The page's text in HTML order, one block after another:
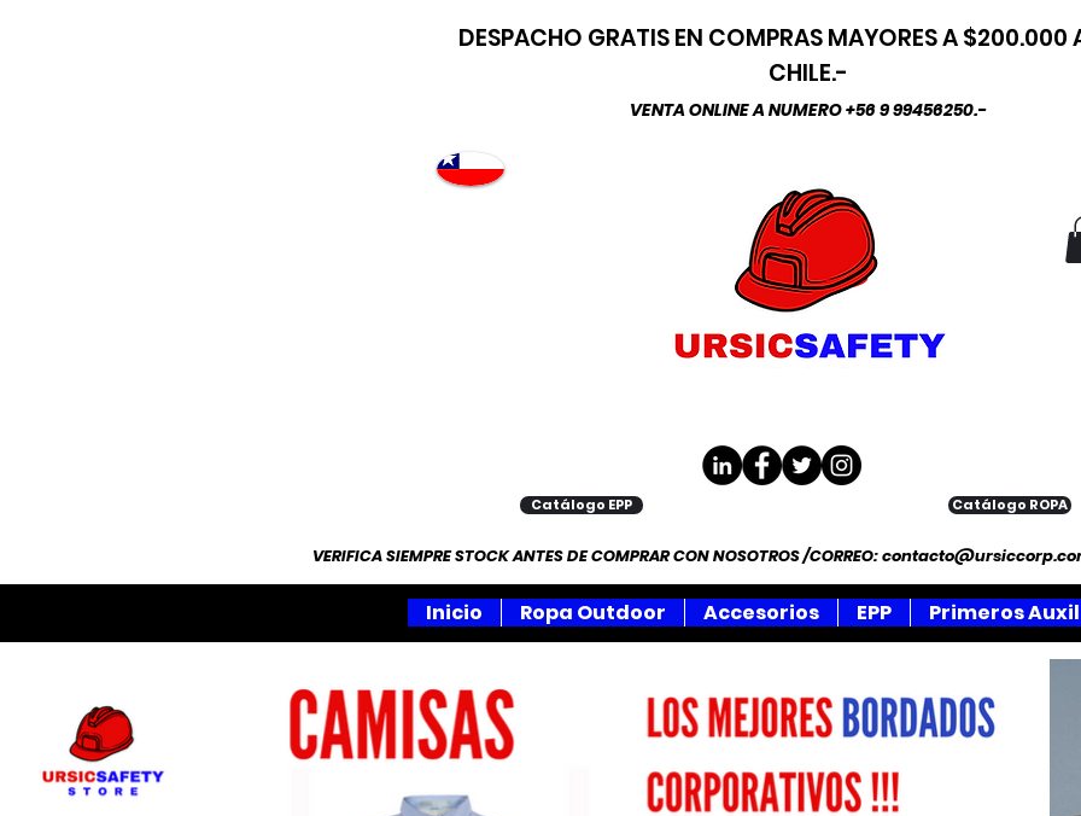
DESPACHO GRATIS EN COMPRAS MAYORES A $200.000
CHILE.-
VENTA ONLINE A NUMERO +56 9 99456250.-
Catálogo EPP Catálogo ROPA
VERIFICA SIEMPRE STOCK ANTES DE COMPRAR CON NOSOTROS /CORREO:
Inicio Ropa Outdoor Accesorios EPP Primeros